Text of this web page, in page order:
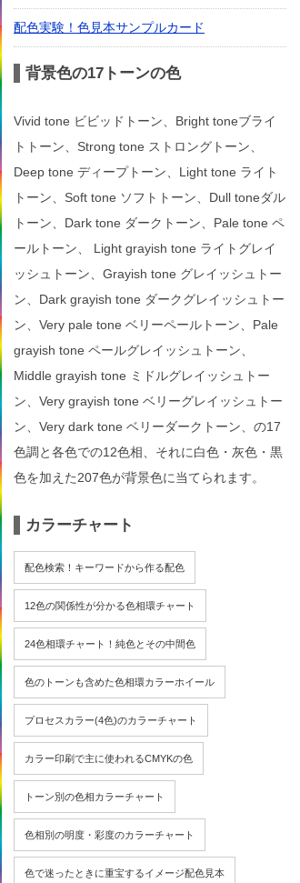
配色実験！色見本サンプルカード
背景色の17トーンの色
Vivid tone ビビッドトーン、Bright toneブライ
トトーン、Strong tone ストロングトーン、
Deep tone ディープトーン、Light tone ライト
トーン、Soft tone ソフトトーン、Dull toneダル
トーン、Dark tone ダークトーン、Pale tone ペ
ールトーン、 Light grayish tone ライトグレイ
ッシュトーン、Grayish tone グレイッシュトー
ン、Dark grayish tone ダークグレイッシュトー
ン、Very pale tone ベリーペールトーン、Pale
grayish tone ペールグレイッシュトーン、
Middle grayish tone ミドルグレイッシュトー
ン、Very grayish tone ベリーグレイッシュトー
ン、Very dark tone ベリーダークトーン、の17
色調と各色での12色相、それに白色・灰色・黒
色を加えた207色が背景色に当てられます。
カラーチャート
配色検索！キーワードから作る配色
12色の関係性が分かる色相環チャート
24色相環チャート！純色とその中間色
色のトーンも含めた色相環カラーホイール
プロセスカラー(4色)のカラーチャート
カラー印刷で主に使われるCMYKの色
トーン別の色相カラーチャート
色相別の明度・彩度のカラーチャート
色で迷ったときに重宝するイメージ配色見本